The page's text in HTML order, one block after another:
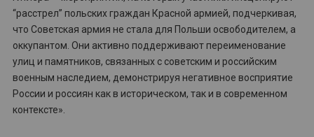
“расстрел” польских граждан Красной армией, подчеркивая,
что Советская армия не стала для Польши освободителем, а
оккупантом. Они активно поддерживают переименование
улиц и памятников, связанных с советским и российским
военным наследием, демонстрируя негативное восприятие
России и россиян как в историческом, так и в современном
контексте».